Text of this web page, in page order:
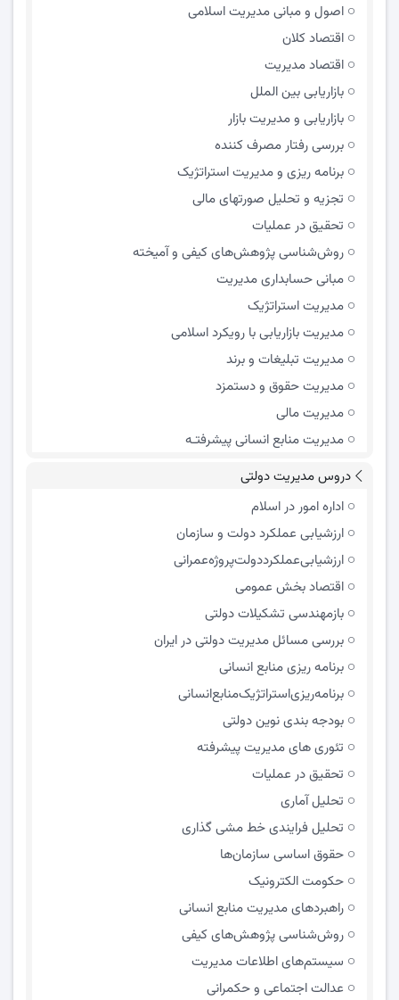
اصول و مبانی مدیریت اسلامی
اقتصاد کلان
اقتصاد مدیریت
بازاریابی بین الملل
بازاریابی و مدیریت بازار
بررسی رفتار مصرف کننده
برنامه ریزی و مدیریت استراتژیک
تجزیه و تحلیل صورتهای مالی
تحقیق در عملیات
روش‌شناسی پژوهش‌های کیفی و آمیخته
مبانی حسابداری مدیریت
مدیریت استراتژیک
مدیریت بازاریابی با رویکرد اسلامی
مدیریت تبلیغات و برند
مدیریت حقوق و دستمزد
مدیریت مالی
مدیریت منابع انسانی پیشرفتـه
دروس مدیریت دولتی
اداره امور در اسلام
ارزشیابی عملکرد دولت و سازمان
ارزشیابی‌عملکرد‌دولت‌پروژه‌عمرانی
اقتصاد بخش عمومی
بازمهندسی تشکیلات دولتی
بررسی مسائل مدیریت دولتی در ایران
برنامه ریزی منابع انسانی
برنامه‌ریزی‌استراتژیک‌منابع‌انسانی
بودجه بندی نوین دولتی
تئوری های مدیریت پیشرفته
تحقیق در عملیات
تحلیل آماری
تحلیل فرایندی خط مشی گذاری
حقوق اساسی سازمان‌ها
حکومت الکترونیک
راهبردهای مدیریت منابع انسانی
روش‌شناسی پژوهش‌های کیفی
سیستم‌های اطلاعات مدیریت
عدالت اجتماعی و حکمرانی